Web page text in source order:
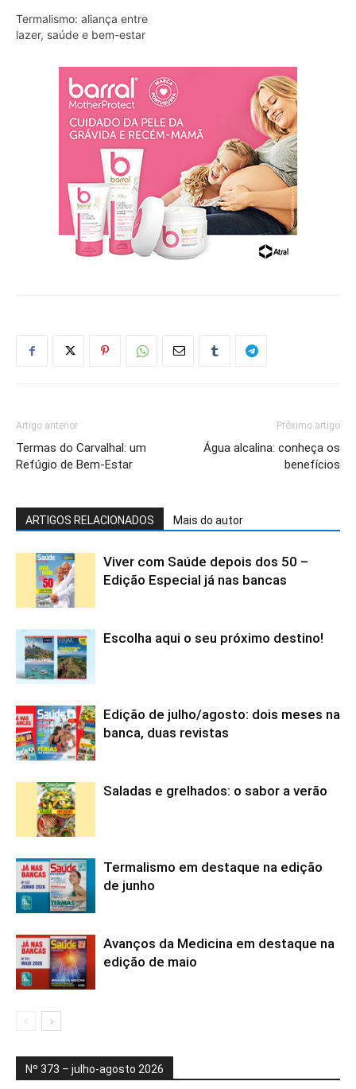
Termalismo: aliança entre
lazer, saúde e bem-estar
Artigo anterior
Termas do Carvalhal: um
Refúgio de Bem-Estar
Próximo artigo
Água alcalina: conheça os
benefícios
ARTIGOS RELACIONADOS Mais do autor
Viver com Saúde depois dos 50 –
Edição Especial já nas bancas
Escolha aqui o seu próximo destino!
Edição de julho/agosto: dois meses na
banca, duas revistas
Saladas e grelhados: o sabor a verão
Termalismo em destaque na edição
de junho
Avanços da Medicina em destaque na
edição de maio
Nº 373 – julho-agosto 2026